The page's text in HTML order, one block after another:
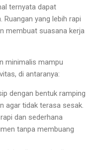
ternyata dapat
yang lebih rapi
membuat suasana kerja
minimalis mampu
di antaranya:
dengan bentuk ramping
agar tidak terasa sesak.
dan sederhana
tanpa membuang